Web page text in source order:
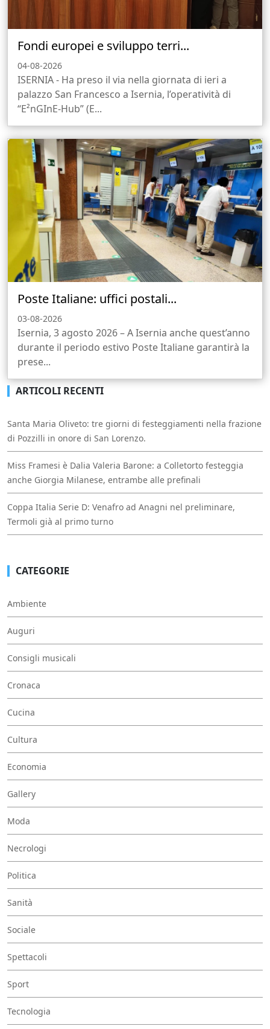
Fondi europei e sviluppo terri...
04-08-2026
ISERNIA - Ha preso il via nella giornata di ieri a
palazzo San Francesco a Isernia, l’operatività di
“E²nGInE-Hub” (E...
Poste Italiane: uffici postali...
03-08-2026
Isernia, 3 agosto 2026 – A Isernia anche quest’anno
durante il periodo estivo Poste Italiane garantirà la
prese...
ARTICOLI RECENTI
Santa Maria Oliveto: tre giorni di festeggiamenti nella frazione
di Pozzilli in onore di San Lorenzo.
Miss Framesi è Dalia Valeria Barone: a Colletorto festeggia
anche Giorgia Milanese, entrambe alle prefinali
Coppa Italia Serie D: Venafro ad Anagni nel preliminare,
Termoli già al primo turno
CATEGORIE
Ambiente
Auguri
Consigli musicali
Cronaca
Cucina
Cultura
Economia
Gallery
Moda
Necrologi
Politica
Sanità
Sociale
Spettacoli
Sport
Tecnologia